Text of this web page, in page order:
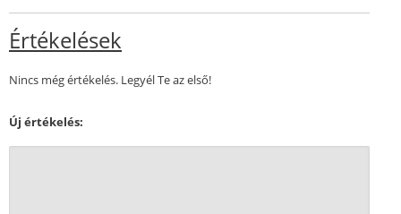
Értékelések
Nincs még értékelés. Legyél Te az első!
Új értékelés: